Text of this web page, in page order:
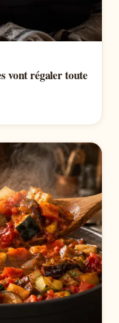
vont régaler toute